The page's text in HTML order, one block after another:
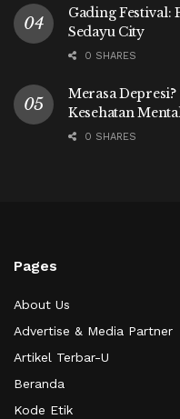
Gading Festival:
Sedayu City
0 SHARES
Merasa
Kesehatan
0 SHARES
Pages
About Us
Advertise & Media Partner
Artikel Terbar-U
Beranda
Kode Etik